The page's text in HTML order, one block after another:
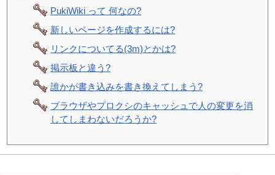
PukiWiki って 何なの?
新しいページを作成するには?
リンクについてる(3m)とかは?
掲示板と違う?
誰かが書き込みを書き換えてしまう?
ブラウザやプロクシのキャッシュで人の変更を消
してしまわないだろうか?